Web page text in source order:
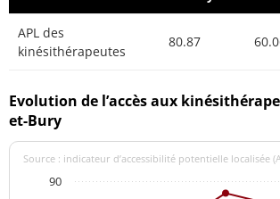
APL des
kinésithérapeutes
80.87
Evolution de l’accès aux
et-Bury
Source : indicateur d’accessibilité potentielle localisée
90